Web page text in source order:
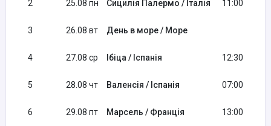
2 25.08 пн Сицилія Палермо / Італія 11:00
3 26.08 вт День в море / Море
4 27.08 ср Ібіца / Іспанія 12:30
5 28.08 чт Валенсія / Іспанія 07:00
6 29.08 пт Марсель / Франція 13:00